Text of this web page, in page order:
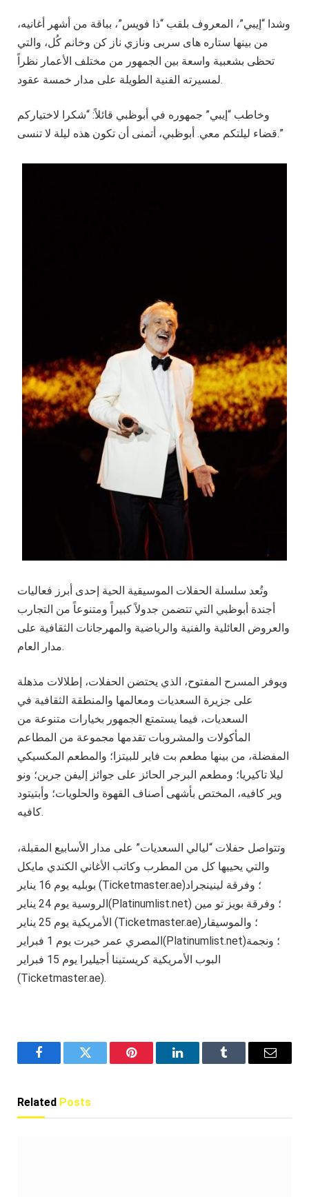
وشدا “إيبي”، المعروف بلقب “ذا فويس”، بباقة من أشهر أغانيه،
من بينها ستاره های سربی ونازي ناز كن وخانم كُل، والتي
تحظى بشعبية واسعة بين الجمهور من مختلف الأعمار نظراً
لمسيرته الفنية الطويلة على مدار خمسة عقود.
وخاطب “إيبي” جمهوره في أبوظبي قائلاً: “شكرا لاختياركم
قضاء ليلتكم معي. أبوظبي، أتمنى أن تكون هذه ليلة لا تنسى.”
وتُعد سلسلة الحفلات الموسيقية الحية إحدى أبرز فعاليات
أجندة أبوظبي التي تتضمن جدولاً كبيراً ومتنوعاً من التجارب
والعروض العائلية والفنية والرياضية والمهرجانات الثقافية على
مدار العام.
ويوفر المسرح المفتوح، الذي يحتضن الحفلات، إطلالات مذهلة
على جزيرة السعديات ومعالمها والمنطقة الثقافية في
السعديات، فيما يستمتع الجمهور بخيارات متنوعة من
المأكولات والمشروبات تقدمها مجموعة من المطاعم
المفضلة، من بينها مطعم بت فاير للبيتزا؛ والمطعم المكسيكي
ليلا تاكيريا؛ ومطعم البرجر الحائز على جوائز إليفن جرين؛ ونو
وير كافيه، المختص بأشهى أصناف القهوة والحلويات؛ وأبتيتود
كافيه.
وتتواصل حفلات “ليالي السعديات” على مدار الأسابيع المقبلة،
والتي يحييها كل من المطرب وكاتب الأغاني الكندي مايكل
بوبليه يوم 16 يناير (Ticketmaster.ae)؛ وفرقة لينينجراد
الروسية يوم 24 يناير(Platinumlist.net) ؛ وفرقة بويز تو مين
الأمريكية يوم 25 يناير (Ticketmaster.ae)؛ والموسيقار
المصري عمر خيرت يوم 1 فبراير(Platinumlist.net)؛ ونجمة
البوب الأمريكية كريستينا أجيليرا يوم 15 فبراير
(Ticketmaster.ae).
FacebookTwitter Pinterest LinkedInTumblr Email
Related Posts